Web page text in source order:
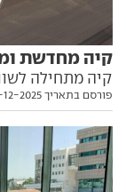
קיה מחדשת
קיה מתחילה
פנים קלה עם
פורסם בתאריך 01-12-2025